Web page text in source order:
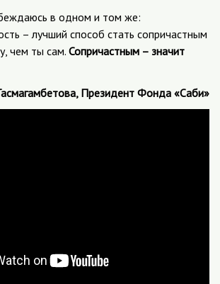
в одном и том же:
– лучший способ стать сопричастным
чем ты сам. Сопричастным – значит
Президент Фонда «Саби»